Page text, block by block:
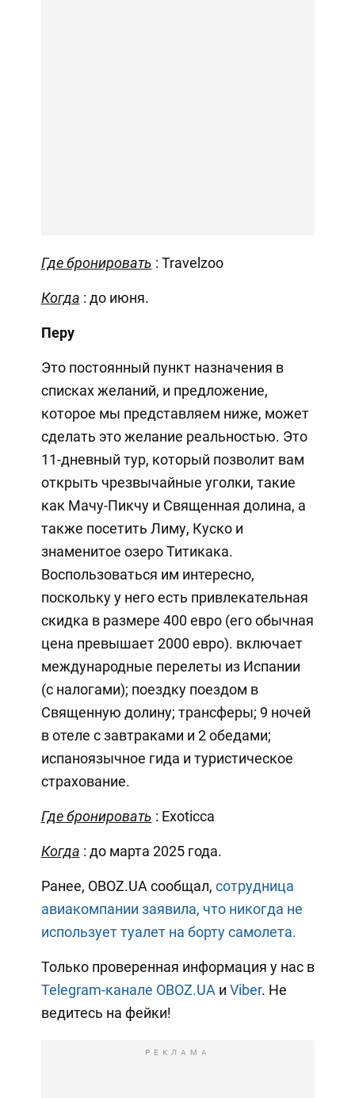
Где бронировать : Travelzoo
Когда : до июня.
Перу
Это постоянный пункт назначения в
списках желаний, и предложение,
которое мы представляем ниже, может
сделать это желание реальностью. Это
11-дневный тур, который позволит вам
открыть чрезвычайные уголки, такие
как Мачу-Пикчу и Священная долина, а
также посетить Лиму, Куско и
знаменитое озеро Титикака.
Воспользоваться им интересно,
поскольку у него есть привлекательная
скидка в размере 400 евро (его обычная
цена превышает 2000 евро). включает
международные перелеты из Испании
(с налогами); поездку поездом в
Священную долину; трансферы; 9 ночей
в отеле с завтраками и 2 обедами;
испаноязычное гида и туристическое
страхование.
Где бронировать : Exoticca
Когда : до марта 2025 года.
Ранее, OBOZ.UA сообщал, сотрудница
авиакомпании заявила, что никогда не
использует туалет на борту самолета.
Только проверенная информация у нас в
Telegram-канале OBOZ.UA и Viber. Не
ведитесь на фейки!
РЕКЛАМА